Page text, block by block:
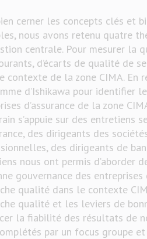
cerner les concepts clés et
nous avons retenu quatre
centrale. Pour mesurer la
d’écarts de qualité de
contexte de la zone CIMA. En
d’Ishikawa pour identifier
d’assurance de la zone
s’appuie sur des entretiens
des dirigeants des
des dirigeants de
nous ont permis d’aborder
gouvernance des
qualité dans le contexte
qualité et les leviers de
la fiabilité des résultats de
par un focus groupe